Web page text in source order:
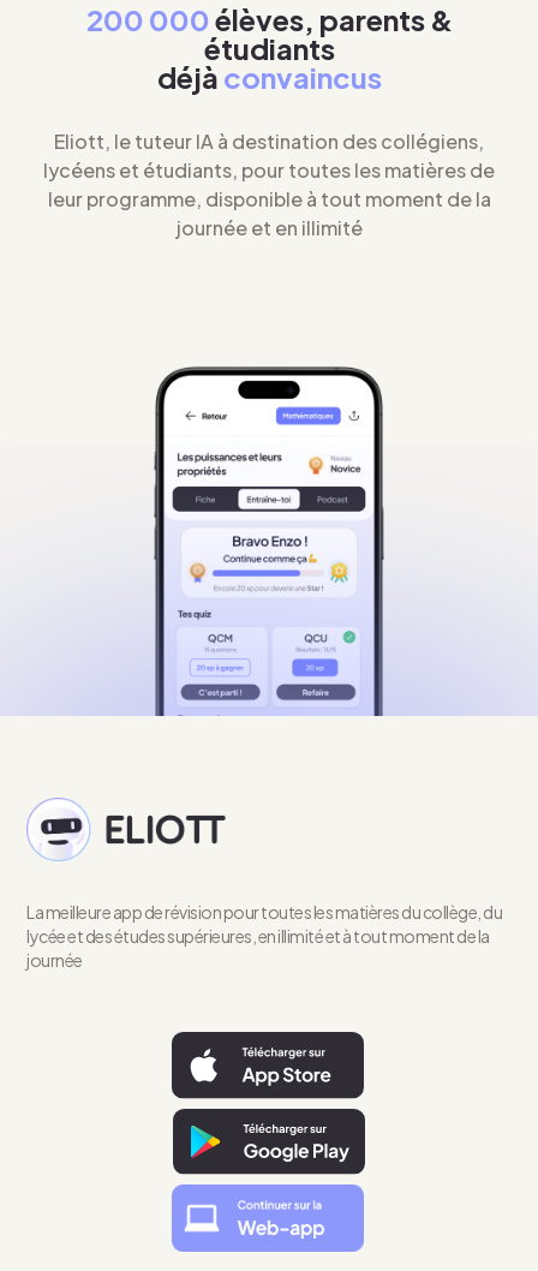
200 000élèves, parents &
étudiants
déjà convaincus
Eliott, le tuteur IA à destination des collégiens,
lycéens et étudiants, pour toutes les matières de
leur programme, disponible à tout moment de la
journée et en illimité
La meilleure app de révision pour toutes les matières du collège, du
lycée et des études supérieures, en illimité et à tout moment de la
journée